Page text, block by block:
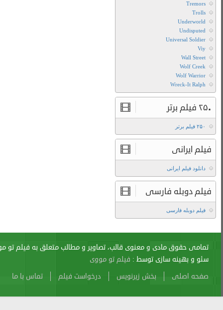
از آن پیگرد قانونی دارد.
sitemap Atom Cache Search Alexa